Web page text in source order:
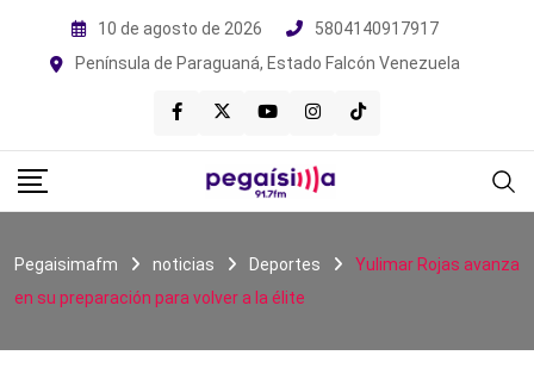
10 de agosto de 2026
5804140917917
Península de Paraguaná, Estado Falcón Venezuela
Pegaisimafm noticias Deportes
Yulimar Rojas avanza
en su preparación para volver a la élite